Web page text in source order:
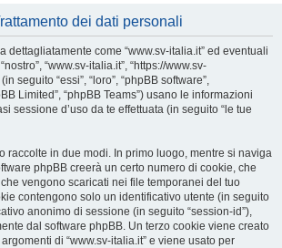
dei dati personali
dettagliatamente come “www.sv-italia.it” ed eventuali
“www.sv-italia.it”, “https://www.sv-
seguito “essi”, “loro”, “phpBB software”,
Limited”, “phpBB Teams”) usano le informazioni
sessione d’uso da te effettuata (in seguito “le tue
raccolte in due modi. In primo luogo, mentre si naviga
phpBB creerà un certo numero di cookie, che
vengono scaricati nei file temporanei del tuo
contengono solo un identificativo utente (in seguito
anonimo di sessione (in seguito “session-id”),
dal software phpBB. Un terzo cookie viene creato
di “www.sv-italia.it” e viene usato per